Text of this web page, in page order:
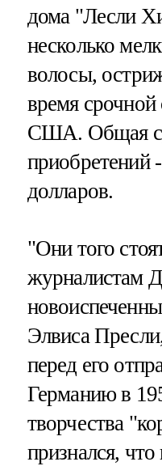
дома "Лесли
несколько
волосы,
время
США. Общая
приобретений
долларов.
"Они того
журналистам
Элвиса
перед его
Германию в
творчества
признался,